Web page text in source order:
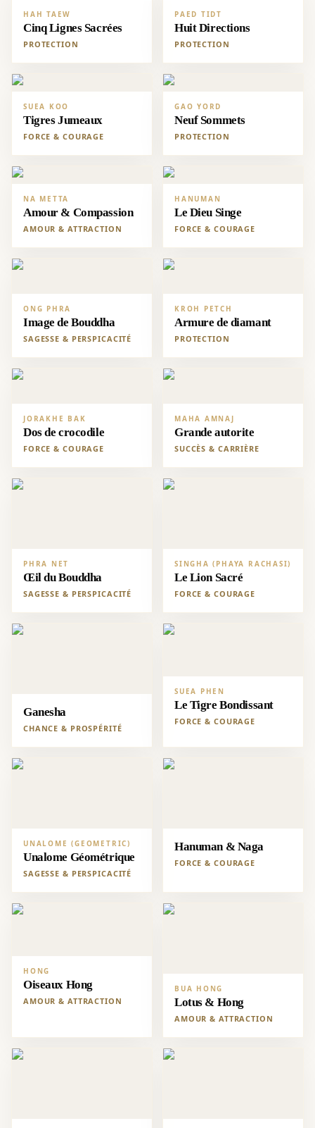
HAH TAEW
Cinq Lignes Sacrées
PROTECTION
PAED TIDT
Huit Directions
PROTECTION
SUEA KOO
Tigres Jumeaux
FORCE & COURAGE
GAO YORD
Neuf Sommets
PROTECTION
NA METTA
Amour & Compassion
AMOUR & ATTRACTION
HANUMAN
Le Dieu Singe
FORCE & COURAGE
ONG PHRA
Image de Bouddha
SAGESSE & PERSPICACITÉ
KROH PETCH
Armure de diamant
PROTECTION
JORAKHE BAK
Dos de crocodile
FORCE & COURAGE
MAHA AMNAJ
Grande autorite
SUCCÈS & CARRIÈRE
PHRA NET
Œil du Bouddha
SAGESSE & PERSPICACITÉ
SINGHA (PHAYA RACHASI)
Le Lion Sacré
FORCE & COURAGE
Ganesha
CHANCE & PROSPÉRITÉ
SUEA PHEN
Le Tigre Bondissant
FORCE & COURAGE
UNALOME (GEOMETRIC)
Unalome Géométrique
SAGESSE & PERSPICACITÉ
Hanuman & Naga
FORCE & COURAGE
HONG
Oiseaux Hong
AMOUR & ATTRACTION
BUA HONG
Lotus & Hong
AMOUR & ATTRACTION